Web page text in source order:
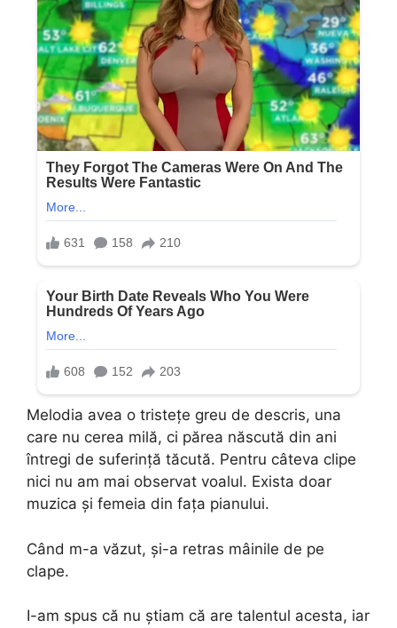
Melodia avea o tristețe greu de descris, una
care nu cerea milă, ci părea născută din ani
întregi de suferință tăcută. Pentru câteva clipe
nici nu am mai observat voalul. Exista doar
muzica și femeia din fața pianului.
Când m-a văzut, și-a retras mâinile de pe
clape.
I-am spus că nu știam că are talentul acesta, iar